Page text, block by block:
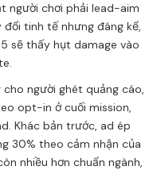
người chơi phải lead-aim
tinh tế nhưng đáng kể,
sẽ thấy hụt damage vào
người ghét quảng cáo,
opt-in ở cuối mission,
Khác bản trước, ad ép
30% theo cảm nhận của
nhiều hơn chuẩn ngành,